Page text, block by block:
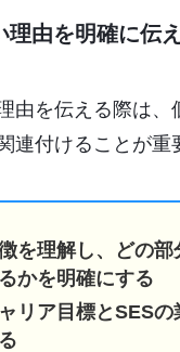
理由を明確に伝
由を伝える際は、
連付けることが重
を理解し、どの部
かを明確にする
リア目標とSESの